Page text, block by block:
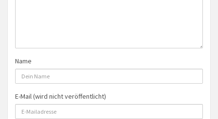
Name
E-Mail (wird nicht veröffentlicht)